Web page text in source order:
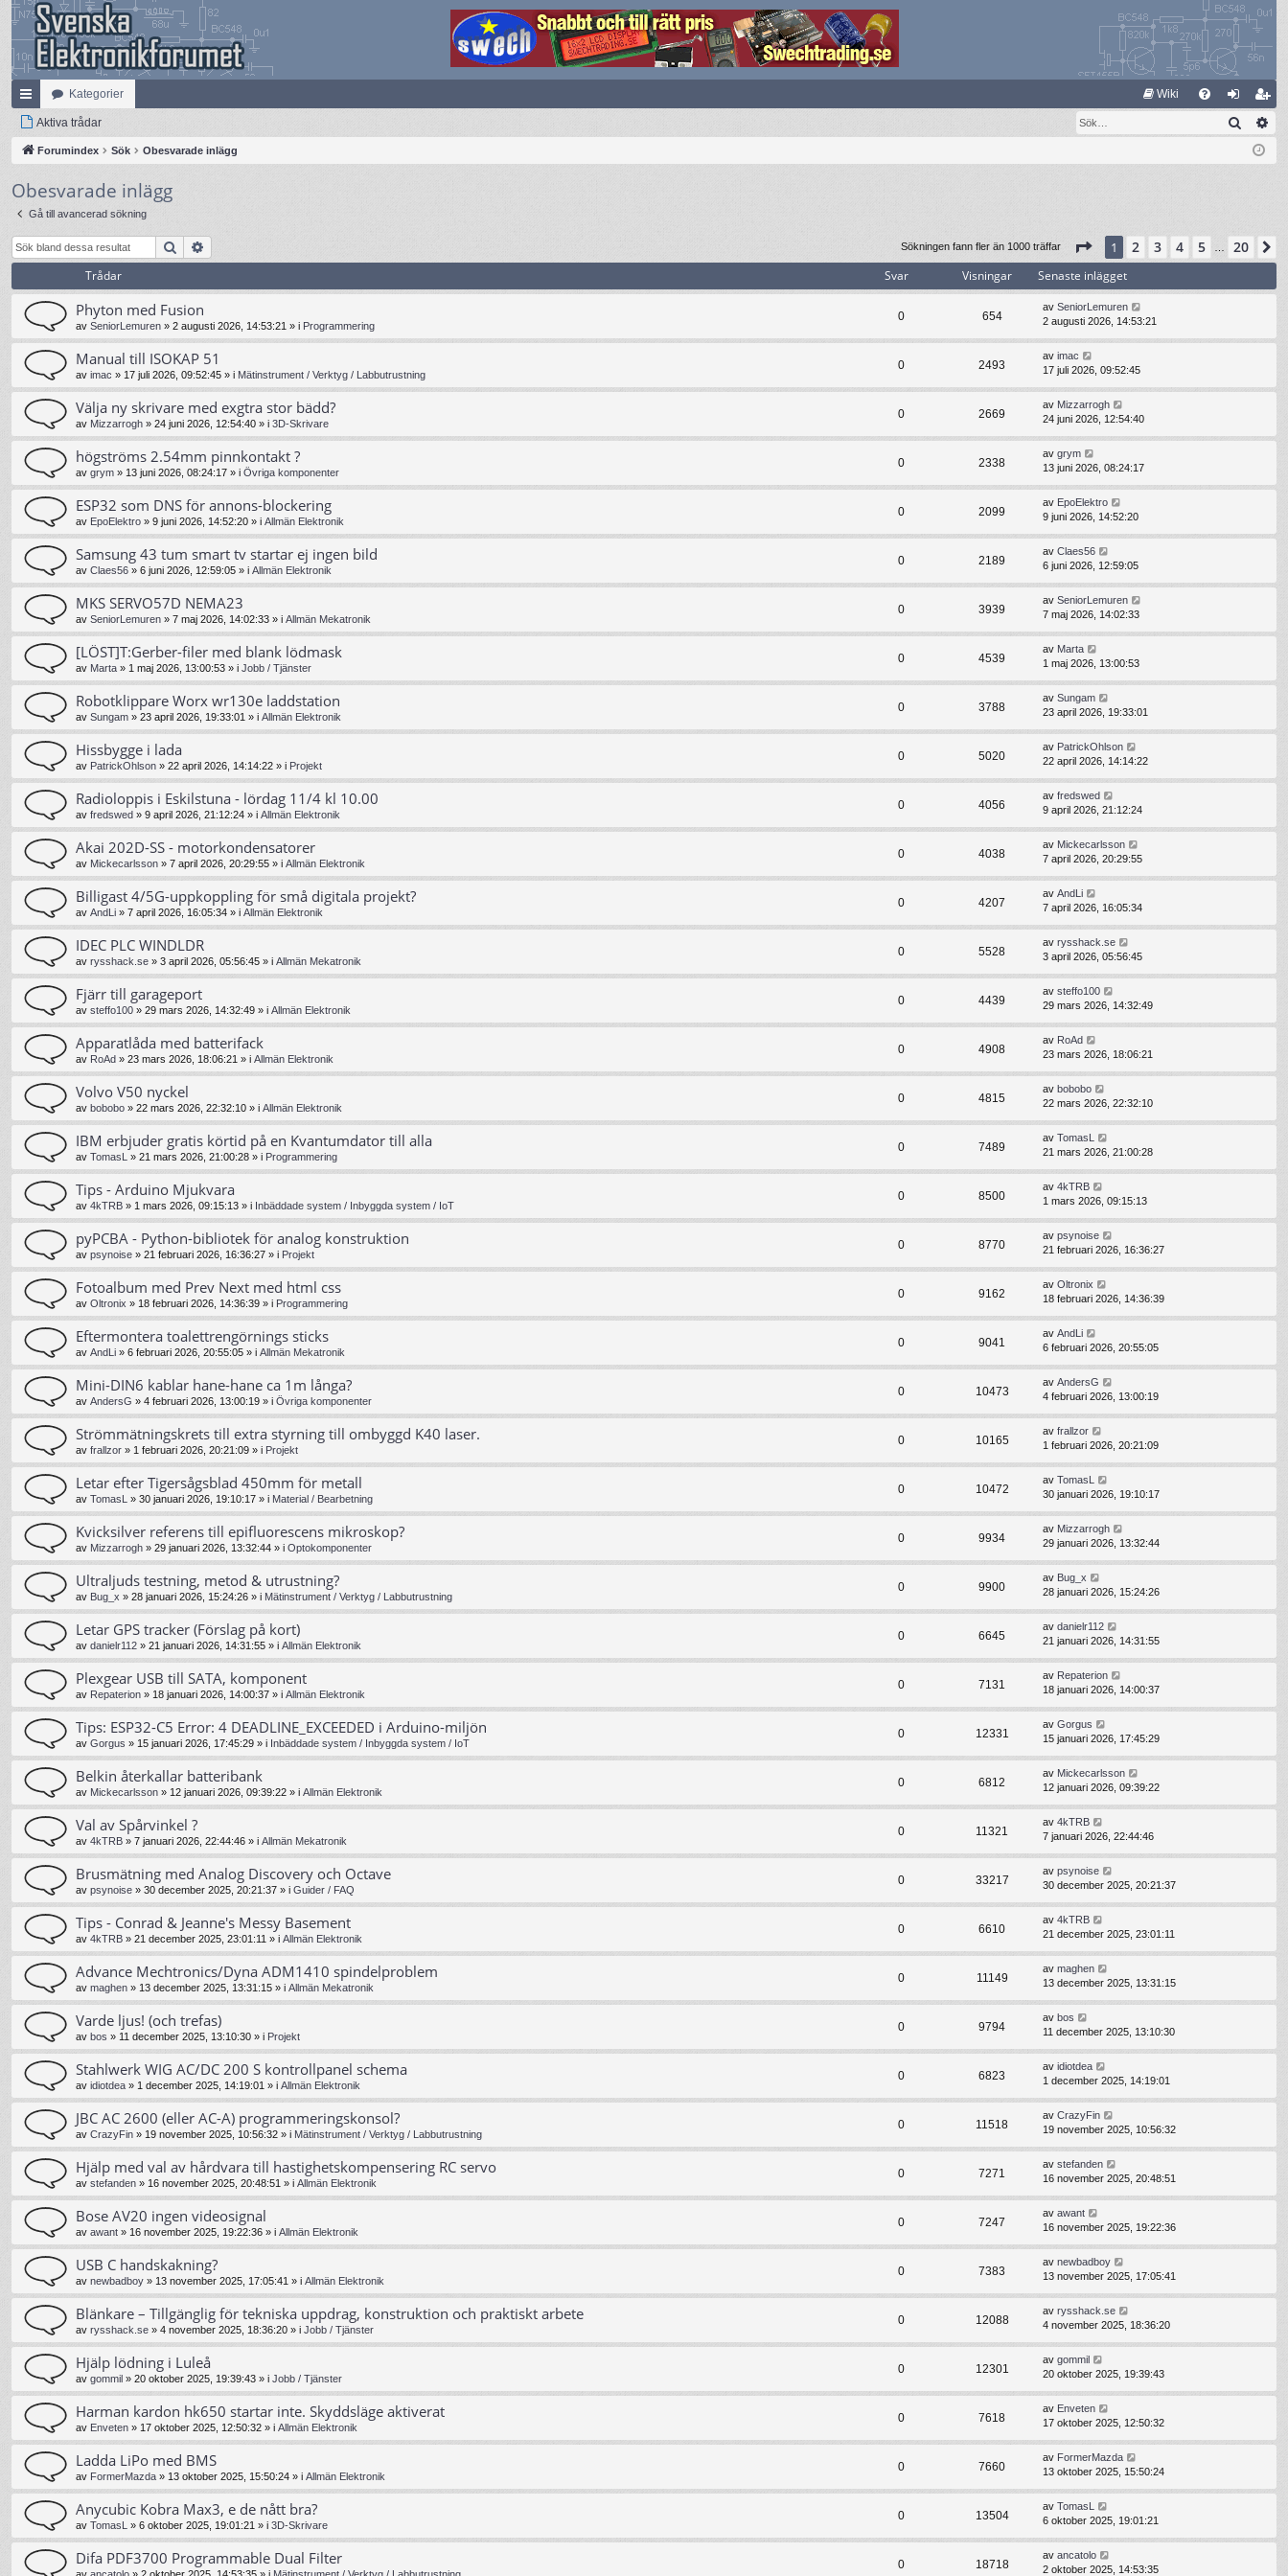
na
bb
lä
nk
ar
Kategorier Wiki
og li
m
m
Aktiva trådar Sök
Forumindex Sök Obesvarade inlägg
Obesvarade inlägg
Gå till avancerad sökning
Sök Sökningen fann fler än 1000 träffar Sida av20
1 2 3 4 5 … 20
Trådar Svar Visningar Senaste inlägget
Phyton med Fusion
av SeniorLemuren » 2 augusti 2026, 14:53:21 » i Programmering
0 654
av SeniorLemuren
2 augusti 2026, 14:53:21
Manual till ISOKAP 51
av imac » 17 juli 2026, 09:52:45 » i Mätinstrument / Verktyg / Labbutrustning
0 2493
av imac
17 juli 2026, 09:52:45
Välja ny skrivare med exgtra stor bädd?
av Mizzarrogh » 24 juni 2026, 12:54:40 » i 3D-Skrivare
0 2669
av Mizzarrogh
24 juni 2026, 12:54:40
högströms 2.54mm pinnkontakt ?
av grym » 13 juni 2026, 08:24:17 » i Övriga komponenter
0 2338
av grym
13 juni 2026, 08:24:17
ESP32 som DNS för annons-blockering
av EpoElektro » 9 juni 2026, 14:52:20 » i Allmän Elektronik
0 2099
av EpoElektro
9 juni 2026, 14:52:20
Samsung 43 tum smart tv startar ej ingen bild
av Claes56 » 6 juni 2026, 12:59:05 » i Allmän Elektronik
0 2189
av Claes56
6 juni 2026, 12:59:05
MKS SERVO57D NEMA23
av SeniorLemuren » 7 maj 2026, 14:02:33 » i Allmän Mekatronik
0 3939
av SeniorLemuren
7 maj 2026, 14:02:33
[LÖST]T:Gerber-filer med blank lödmask
av Marta » 1 maj 2026, 13:00:53 » i Jobb / Tjänster
0 4539
av Marta
1 maj 2026, 13:00:53
Robotklippare Worx wr130e laddstation
av Sungam » 23 april 2026, 19:33:01 » i Allmän Elektronik
0 3788
av Sungam
23 april 2026, 19:33:01
Hissbygge i lada
av PatrickOhlson » 22 april 2026, 14:14:22 » i Projekt
0 5020
av PatrickOhlson
22 april 2026, 14:14:22
Radioloppis i Eskilstuna - lördag 11/4 kl 10.00
av fredswed » 9 april 2026, 21:12:24 » i Allmän Elektronik
0 4056
av fredswed
9 april 2026, 21:12:24
Akai 202D-SS - motorkondensatorer
av Mickecarlsson » 7 april 2026, 20:29:55 » i Allmän Elektronik
0 4038
av Mickecarlsson
7 april 2026, 20:29:55
Billigast 4/5G-uppkoppling för små digitala projekt?
av AndLi » 7 april 2026, 16:05:34 » i Allmän Elektronik
0 4207
av AndLi
7 april 2026, 16:05:34
IDEC PLC WINDLDR
av rysshack.se » 3 april 2026, 05:56:45 » i Allmän Mekatronik
0 5528
av rysshack.se
3 april 2026, 05:56:45
Fjärr till garageport
av steffo100 » 29 mars 2026, 14:32:49 » i Allmän Elektronik
0 4439
av steffo100
29 mars 2026, 14:32:49
Apparatlåda med batterifack
av RoAd » 23 mars 2026, 18:06:21 » i Allmän Elektronik
0 4908
av RoAd
23 mars 2026, 18:06:21
Volvo V50 nyckel
av bobobo » 22 mars 2026, 22:32:10 » i Allmän Elektronik
0 4815
av bobobo
22 mars 2026, 22:32:10
IBM erbjuder gratis körtid på en Kvantumdator till alla
av TomasL » 21 mars 2026, 21:00:28 » i Programmering
0 7489
av TomasL
21 mars 2026, 21:00:28
Tips - Arduino Mjukvara
av 4kTRB » 1 mars 2026, 09:15:13 » i Inbäddade system / Inbyggda system / IoT
0 8500
av 4kTRB
1 mars 2026, 09:15:13
pyPCBA - Python-bibliotek för analog konstruktion
av psynoise » 21 februari 2026, 16:36:27 » i Projekt
0 8770
av psynoise
21 februari 2026, 16:36:27
Fotoalbum med Prev Next med html css
av Oltronix » 18 februari 2026, 14:36:39 » i Programmering
0 9162
av Oltronix
18 februari 2026, 14:36:39
Eftermontera toalettrengörnings sticks
av AndLi » 6 februari 2026, 20:55:05 » i Allmän Mekatronik
0 9041
av AndLi
6 februari 2026, 20:55:05
Mini-DIN6 kablar hane-hane ca 1m långa?
av AndersG » 4 februari 2026, 13:00:19 » i Övriga komponenter
0 10473
av AndersG
4 februari 2026, 13:00:19
Strömmätningskrets till extra styrning till ombyggd K40 laser.
av frallzor » 1 februari 2026, 20:21:09 » i Projekt
0 10165
av frallzor
1 februari 2026, 20:21:09
Letar efter Tigersågsblad 450mm för metall
av TomasL » 30 januari 2026, 19:10:17 » i Material / Bearbetning
0 10472
av TomasL
30 januari 2026, 19:10:17
Kvicksilver referens till epifluorescens mikroskop?
av Mizzarrogh » 29 januari 2026, 13:32:44 » i Optokomponenter
0 9934
av Mizzarrogh
29 januari 2026, 13:32:44
Ultraljuds testning, metod & utrustning?
av Bug_x » 28 januari 2026, 15:24:26 » i Mätinstrument / Verktyg / Labbutrustning
0 9900
av Bug_x
28 januari 2026, 15:24:26
Letar GPS tracker (Förslag på kort)
av danielr112 » 21 januari 2026, 14:31:55 » i Allmän Elektronik
0 6645
av danielr112
21 januari 2026, 14:31:55
Plexgear USB till SATA, komponent
av Repaterion » 18 januari 2026, 14:00:37 » i Allmän Elektronik
0 7131
av Repaterion
18 januari 2026, 14:00:37
Tips: ESP32-C5 Error: 4 DEADLINE_EXCEEDED i Arduino-miljön
av Gorgus » 15 januari 2026, 17:45:29 » i Inbäddade system / Inbyggda system / IoT
0 12331
av Gorgus
15 januari 2026, 17:45:29
Belkin återkallar batteribank
av Mickecarlsson » 12 januari 2026, 09:39:22 » i Allmän Elektronik
0 6812
av Mickecarlsson
12 januari 2026, 09:39:22
Val av Spårvinkel ?
av 4kTRB » 7 januari 2026, 22:44:46 » i Allmän Mekatronik
0 11321
av 4kTRB
7 januari 2026, 22:44:46
Brusmätning med Analog Discovery och Octave
av psynoise » 30 december 2025, 20:21:37 » i Guider / FAQ
0 33217
av psynoise
30 december 2025, 20:21:37
Tips - Conrad & Jeanne's Messy Basement
av 4kTRB » 21 december 2025, 23:01:11 » i Allmän Elektronik
0 6610
av 4kTRB
21 december 2025, 23:01:11
Advance Mechtronics/Dyna ADM1410 spindelproblem
av maghen » 13 december 2025, 13:31:15 » i Allmän Mekatronik
0 11149
av maghen
13 december 2025, 13:31:15
Varde ljus! (och trefas)
av bos » 11 december 2025, 13:10:30 » i Projekt
0 9794
av bos
11 december 2025, 13:10:30
Stahlwerk WIG AC/DC 200 S kontrollpanel schema
av idiotdea » 1 december 2025, 14:19:01 » i Allmän Elektronik
0 6823
av idiotdea
1 december 2025, 14:19:01
JBC AC 2600 (eller AC-A) programmeringskonsol?
av CrazyFin » 19 november 2025, 10:56:32 » i Mätinstrument / Verktyg / Labbutrustning
0 11518
av CrazyFin
19 november 2025, 10:56:32
Hjälp med val av hårdvara till hastighetskompensering RC servo
av stefanden » 16 november 2025, 20:48:51 » i Allmän Elektronik
0 7271
av stefanden
16 november 2025, 20:48:51
Bose AV20 ingen videosignal
av awant » 16 november 2025, 19:22:36 » i Allmän Elektronik
0 7247
av awant
16 november 2025, 19:22:36
USB C handskakning?
av newbadboy » 13 november 2025, 17:05:41 » i Allmän Elektronik
0 7383
av newbadboy
13 november 2025, 17:05:41
Blänkare – Tillgänglig för tekniska uppdrag, konstruktion och praktiskt arbete
av rysshack.se » 4 november 2025, 18:36:20 » i Jobb / Tjänster
0 12088
av rysshack.se
4 november 2025, 18:36:20
Hjälp lödning i Luleå
av gommil » 20 oktober 2025, 19:39:43 » i Jobb / Tjänster
0 12301
av gommil
20 oktober 2025, 19:39:43
Harman kardon hk650 startar inte. Skyddsläge aktiverat
av Enveten » 17 oktober 2025, 12:50:32 » i Allmän Elektronik
0 7618
av Enveten
17 oktober 2025, 12:50:32
Ladda LiPo med BMS
av FormerMazda » 13 oktober 2025, 15:50:24 » i Allmän Elektronik
0 7660
av FormerMazda
13 oktober 2025, 15:50:24
Anycubic Kobra Max3, e de nått bra?
av TomasL » 6 oktober 2025, 19:01:21 » i 3D-Skrivare
0 13504
av TomasL
6 oktober 2025, 19:01:21
Difa PDF3700 Programmable Dual Filter 0 18718
av ancatolo
2 oktober 2025, 14:53:35